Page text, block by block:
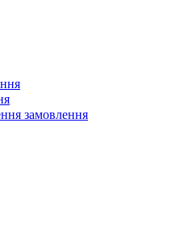
замовлення